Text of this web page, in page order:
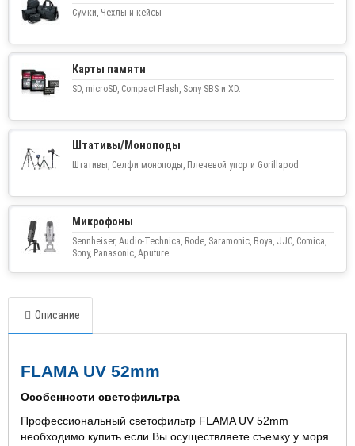
Сумки, Чехлы и кейсы
Карты памяти
SD, microSD, Compact Flash, Sony SBS и XD.
Штативы/Моноподы
Штативы, Селфи моноподы, Плечевой упор и Gorillapod
Микрофоны
Sennheiser, Audio-Technica, Rode, Saramonic, Boya, JJC, Comica,
Sony, Panasonic, Aputure.
Описание
FLAMA UV 52mm
Особенности светофильтра
Профессиональный светофильтр FLAMA UV 52mm
необходимо купить если Вы осуществляете съемку у моря